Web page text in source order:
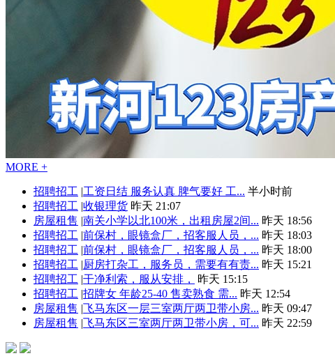
MORE +
招聘招工 |工资日结 服务认真 脾气要好 工... 半小时前
招聘招工 |收银理货 昨天 21:07
房屋租售 |南关小学以北100米，出租房屋2间... 昨天 18:56
招聘招工 |前保村，眼镜盒厂，招客服人员，... 昨天 18:03
招聘招工 |前保村，眼镜盒厂，招客服人员，... 昨天 18:00
招聘招工 |厨房打杂工，服务员，需要有有责... 昨天 15:21
招聘招工 |干净利索，服从安排，
昨天 15:15
招聘招工 |招牌女 年龄25-40 售卖熟食 需... 昨天 12:54
房屋租售 |飞马东区一层三室两厅两卫带小房... 昨天 09:47
房屋租售 |飞马东区三室两厅两卫带小房，可... 昨天 22:59